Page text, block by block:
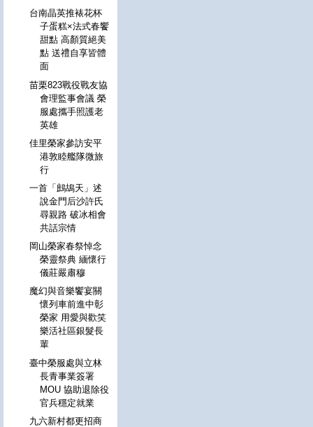
台南晶英推裱花杯
子蛋糕×法式春饗
甜點 高顏質絕美
點 送禮自享皆體
面
苗栗823戰役戰友協
會理監事會議 榮
服處攜手照護老
英雄
佳里榮家參訪安平
港敦睦艦隊微旅
行
一首「鷓鴣天」述
說金門后沙許氏
尋親路 破冰相會
共話宗情
岡山榮家春祭悼念
榮靈祭典 緬懷行
儀莊嚴肅穆
魔幻與音樂饗宴關
懷列車前進中彰
榮家 用愛與歡笑
樂活社區銀髮長
輩
臺中榮服處與立林
長青事業簽署
MOU 協助退除役
官兵穩定就業
九六新村都更招商